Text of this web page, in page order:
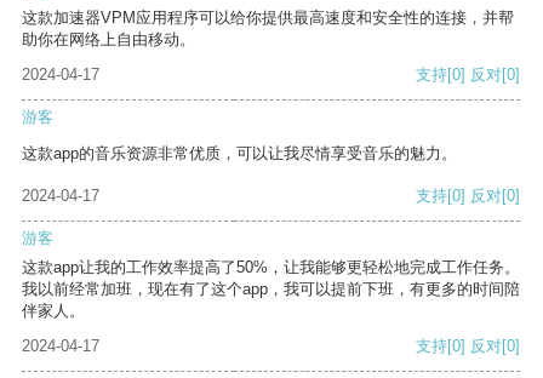
这款加速器VPM应用程序可以给你提供最高速度和安全性的连接，并帮
助你在网络上自由移动。
2024-04-17
支持[0] 反对[0]
游客
这款app的音乐资源非常优质，可以让我尽情享受音乐的魅力。
2024-04-17 支持[0] 反对[0]
游客
这款app让我的工作效率提高了50%，让我能够更轻松地完成工作任务。
我以前经常加班，现在有了这个app，我可以提前下班，有更多的时间陪
伴家人。
2024-04-17
支持[0] 反对[0]